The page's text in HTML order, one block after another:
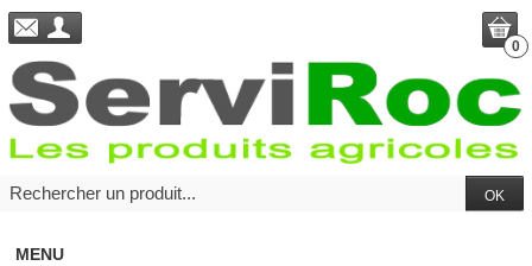
0
MENU